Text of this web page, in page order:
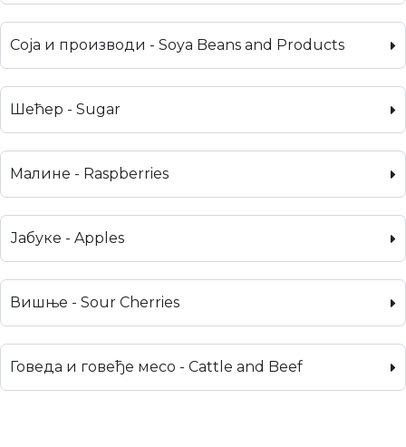
Соја и производи - Soya Beans and Products
Шећер - Sugar
Малине - Raspberries
Јабуке - Apples
Вишње - Sour Cherries
Говеда и говеђе месо - Cattle and Beef